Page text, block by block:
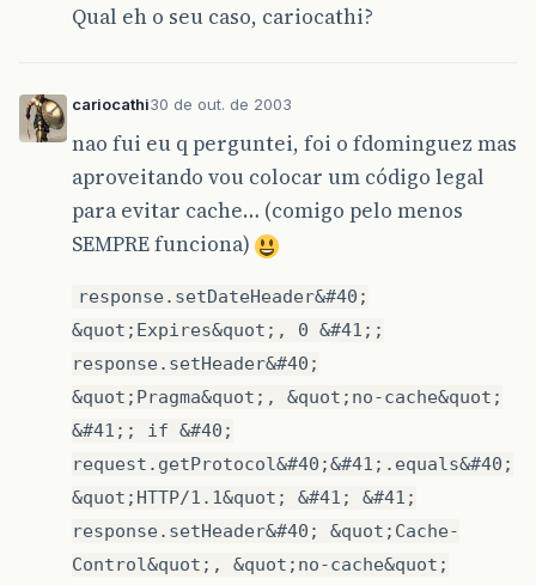
Qual eh o seu caso, cariocathi?
cariocathi30 de out. de 2003
nao fui eu q perguntei, foi o fdominguez mas
aproveitando vou colocar um código legal
para evitar cache… (comigo pelo menos
SEMPRE funciona)
response.setDateHeader&#40;
&quot;Expires&quot;, 0 &#41;;
response.setHeader&#40;
&quot;Pragma&quot;, &quot;no-cache&quot;
&#41;; if &#40;
request.getProtocol&#40;&#41;.equals&#40;
&quot;HTTP/1.1&quot; &#41; &#41;
response.setHeader&#40; &quot;Cache-
Control&quot;, &quot;no-cache&quot;